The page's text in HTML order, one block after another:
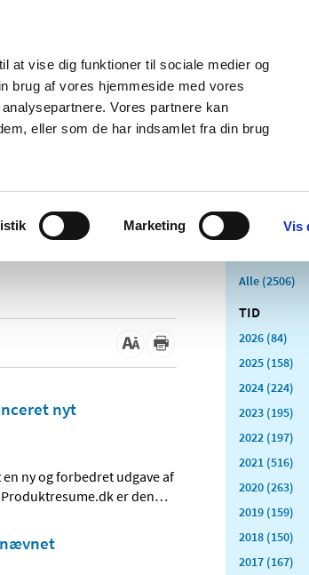
at vise dig funktioner til sociale medier og
brug af vores hjemmeside med vores
Vores partnere kan
eller som de har indsamlet fra din brug
Marketing Vis
Om os Kontakt Udgivelser
Apoteker og salg af
Medicinsk
nyt
ny og forbedret udgave af
er den…
Alle (2506)
TID
2026 (84)
2025 (158)
2024 (224)
2023 (195)
2022 (197)
2021 (516)
2020 (263)
2019 (159)
2018 (150)
2017 (167)